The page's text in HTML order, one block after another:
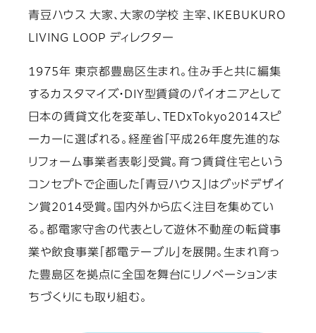
青豆ハウス 大家、大家の学校 主宰、IKEBUKURO
LIVING LOOP ディレクター
1975年 東京都豊島区生まれ。住み手と共に編集
するカスタマイズ・DIY型賃貸のパイオニアとして
日本の賃貸文化を変革し、TEDxTokyo2014スピ
ーカーに選ばれる。経産省「平成26年度先進的な
リフォーム事業者表彰」受賞。育つ賃貸住宅という
コンセプトで企画した「青豆ハウス」はグッドデザイ
ン賞2014受賞。国内外から広く注目を集めてい
る。都電家守舎の代表として遊休不動産の転貸事
業や飲食事業「都電テーブル」を展開。生まれ育っ
た豊島区を拠点に全国を舞台にリノベーションま
ちづくりにも取り組む。